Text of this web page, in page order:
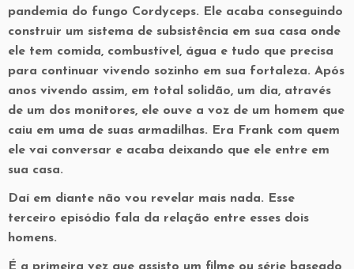
pandemia do fungo Cordyceps. Ele acaba conseguindo
construir um sistema de subsistência em sua casa onde
ele tem comida, combustível, água e tudo que precisa
para continuar vivendo sozinho em sua fortaleza. Após
anos vivendo assim, em total solidão, um dia, através
de um dos monitores, ele ouve a voz de um homem que
caiu em uma de suas armadilhas. Era Frank com quem
ele vai conversar e acaba deixando que ele entre em
sua casa.
Daí em diante não vou revelar mais nada. Esse
terceiro episódio fala da relação entre esses dois
homens.